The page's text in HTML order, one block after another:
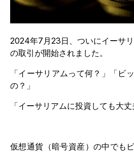
2024年7月23日、ついにイーサ
の取引が開始されました。
「イーサリアムって何？」「ビ
の？」
「イーサリアムに投資しても大丈
仮想通貨（暗号資産）の中でも